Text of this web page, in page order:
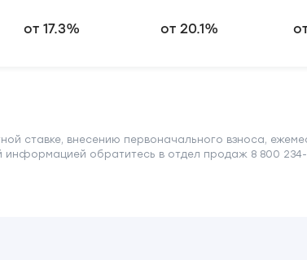
от 17.3% от 20.1%
ставке, внесению первоначального взноса,
обратитесь в отдел продаж 8 800 234-